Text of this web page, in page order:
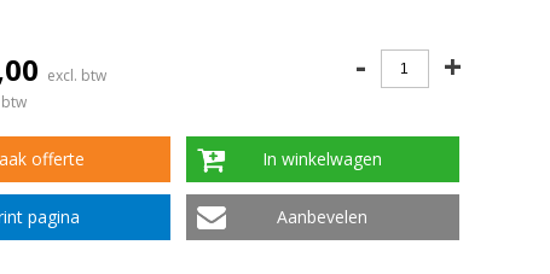
- +
excl. btw
offerte In winkelwagen
pagina Aanbevelen